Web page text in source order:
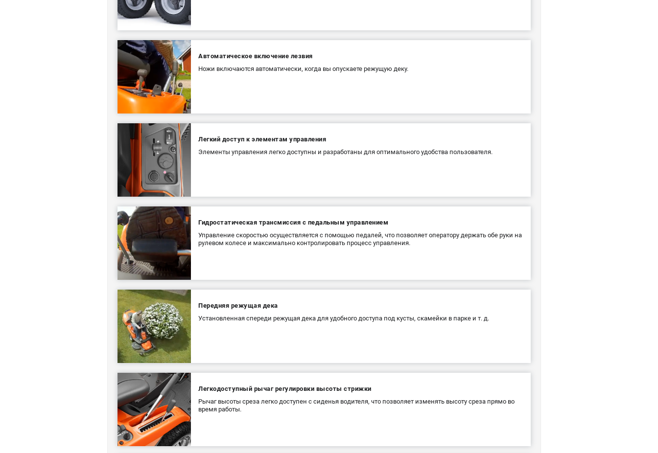
Автоматическое включение лезвия
Ножи включаются автоматически, когда вы опускаете режущую деку.
Легкий доступ к элементам управления
Элементы управления легко доступны и разработаны для оптимального удобства пользователя.
Гидростатическая трансмиссия с педальным управлением
Управление скоростью осуществляется с помощью педалей, что позволяет оператору держать обе руки на
рулевом колесе и максимально контролировать процесс управления.
Передняя режущая дека
Установленная спереди режущая дека для удобного доступа под кусты, скамейки в парке и т. д.
Легкодоступный рычаг регулировки высоты стрижки
Рычаг высоты среза легко доступен с сиденья водителя, что позволяет изменять высоту среза прямо во
время работы.